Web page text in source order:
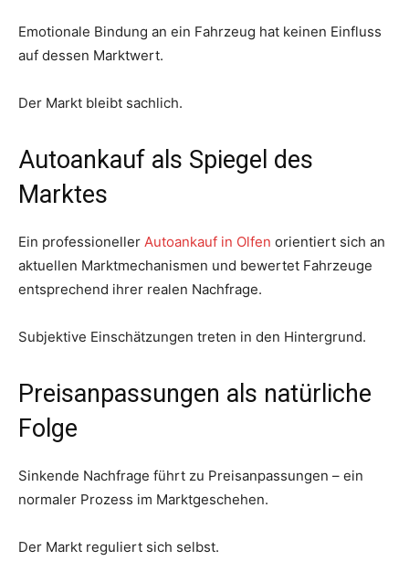
Emotionale Bindung an ein Fahrzeug hat keinen Einfluss
auf dessen Marktwert.
Der Markt bleibt sachlich.
Autoankauf als Spiegel des
Marktes
Ein professioneller Autoankauf in Olfen orientiert sich an
aktuellen Marktmechanismen und bewertet Fahrzeuge
entsprechend ihrer realen Nachfrage.
Subjektive Einschätzungen treten in den Hintergrund.
Preisanpassungen als natürliche
Folge
Sinkende Nachfrage führt zu Preisanpassungen – ein
normaler Prozess im Marktgeschehen.
Der Markt reguliert sich selbst.